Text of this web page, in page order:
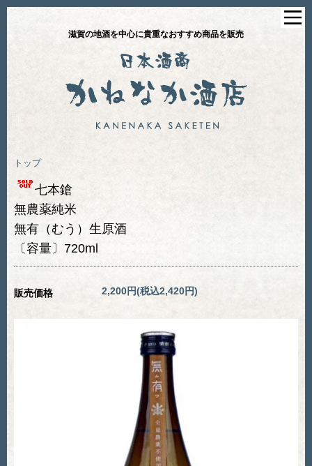
滋賀の地酒を中心に貴重なおすすめ商品を販売
トップ
七本鎗
無農薬純米
無有（むう）生原酒
〔容量〕720ml
販売価格 2,200円(税込2,420円)